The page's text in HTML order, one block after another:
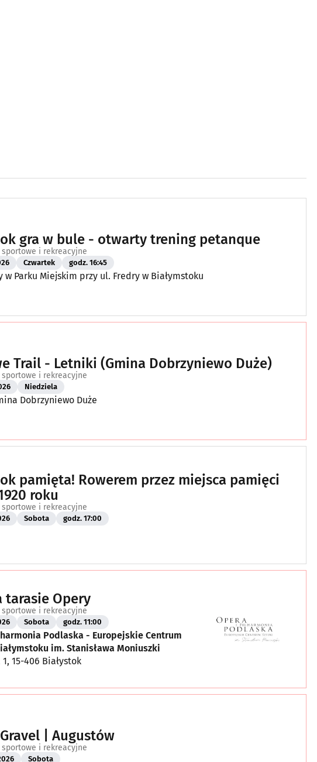
gra w bule - otwarty trening petanque
sportowe i rekreacyjne
Czwartek godz. 16:45
w Parku Miejskim przy ul. Fredry w Białymstoku
Trail - Letniki (Gmina Dobrzyniewo Duże)
sportowe i rekreacyjne
Niedziela
Dobrzyniewo Duże
pamięta! Rowerem przez miejsca pamięci
roku
sportowe i rekreacyjne
Sobota godz. 17:00
tarasie Opery
sportowe i rekreacyjne
Sobota godz. 11:00
Podlaska - Europejskie Centrum
im. Stanisława Moniuszki
15-406 Białystok
| Augustów
sportowe i rekreacyjne
Sobota